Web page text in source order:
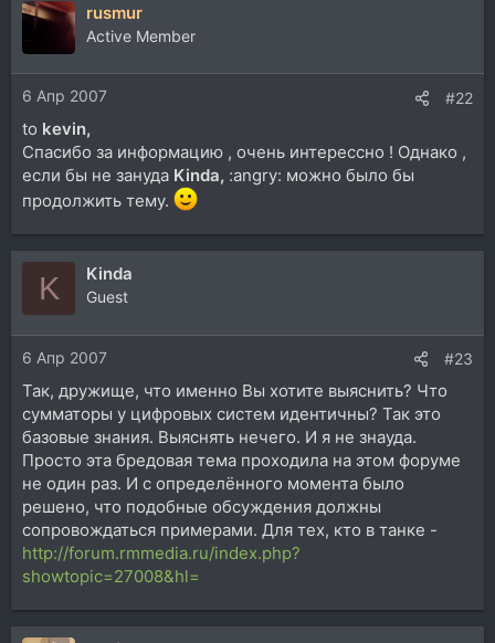
rusmur
Active Member
6 Апр 2007 #22
to kevin,
Спасибо за информацию , очень интерессно ! Однако ,
если бы не зануда Kinda, :angry: можно было бы
продолжить тему.
K Kinda
Guest
6 Апр 2007 #23
Так, дружище, что именно Вы хотите выяснить? Что
сумматоры у цифровых систем идентичны? Так это
базовые знания. Выяснять нечего. И я не знауда.
Просто эта бредовая тема проходила на этом форуме
не один раз. И с определённого момента было
решено, что подобные обсуждения должны
сопровождаться примерами. Для тех, кто в танке -
http://forum.rmmedia.ru/index.php?
showtopic=27008&hl=